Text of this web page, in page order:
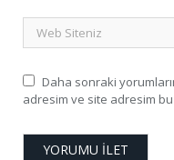
Daha sonraki
adresim ve site adresim